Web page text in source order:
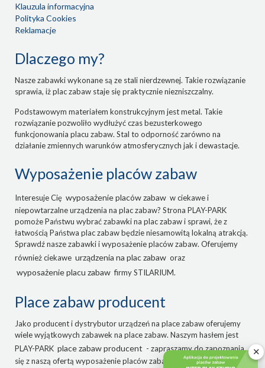
Klauzula informacyjna
Polityka Cookies
Reklamacje
Dlaczego my?
Nasze zabawki wykonane są ze stali nierdzewnej. Takie rozwiązanie
sprawia, iż plac zabaw staje się praktycznie niezniszczalny.
Podstawowym materiałem konstrukcyjnym jest metal. Takie
rozwiązanie pozwoliło wydłużyć czas bezusterkowego
funkcjonowania placu zabaw. Stal to odporność zarówno na
działanie zmiennych warunków atmosferycznych jak i dewastacje.
Wyposażenie placów zabaw
Interesuje Cię wyposażenie placów zabaw w ciekawe i
niepowtarzalne urządzenia na plac zabaw? Strona PLAY-PARK
pomoże Państwu wybrać zabawki na plac zabaw i sprawi, że z
łatwością Państwa plac zabaw będzie niesamowitą lokalną atrakcją.
Sprawdź nasze zabawki i wyposażenie placów zabaw. Oferujemy
również ciekawe urządzenia na plac zabaw oraz
wyposażenie placu zabaw firmy STILARIUM.
Place zabaw producent
Jako producent i dystrybutor urządzeń na place zabaw oferujemy
wiele wyjątkowych zabawek na place zabaw. Naszym hasłem jest
PLAY-PARK place zabaw producent - zapraszamy do zapoznania
się z naszą ofertą wyposażenie placów zabaw.
✕